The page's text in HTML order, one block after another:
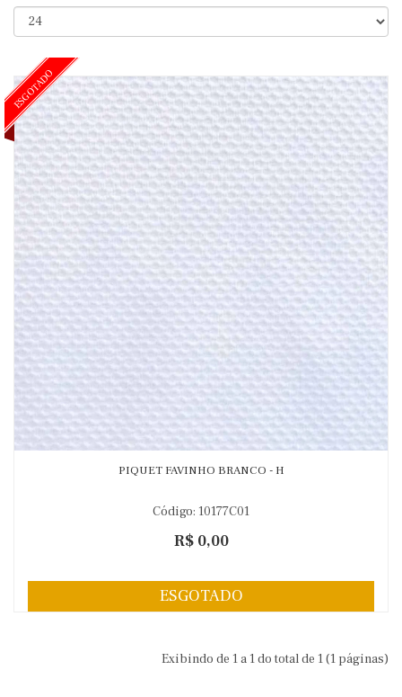
ESGOTADO
PIQUET FAVINHO BRANCO - H
Código: 10177C01
R$ 0,00
ESGOTADO
Exibindo de 1 a 1 do total de 1 (1 páginas)